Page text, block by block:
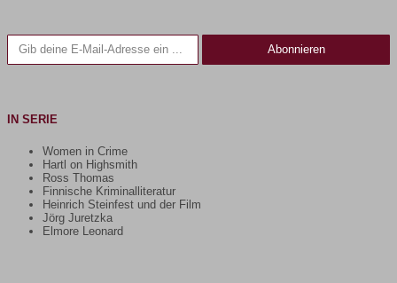
Gib deine E-Mail-Adresse ein ...
Abonnieren
IN SERIE
Women in Crime
Hartl on Highsmith
Ross Thomas
Finnische Kriminalliteratur
Heinrich Steinfest und der Film
Jörg Juretzka
Elmore Leonard